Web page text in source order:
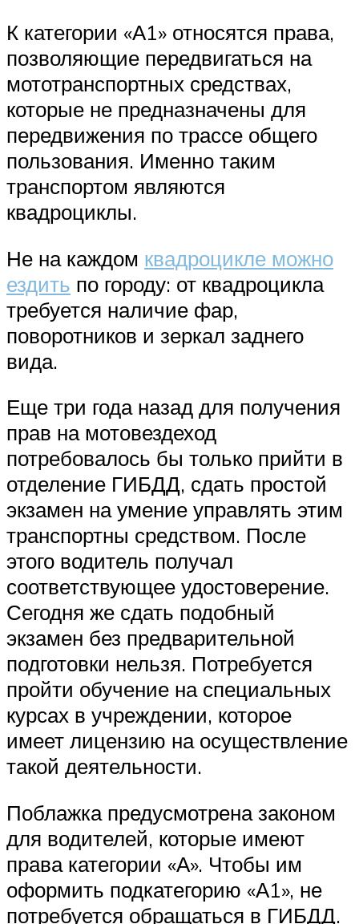
К категории «А1» относятся права,
позволяющие передвигаться на
мототранспортных средствах,
которые не предназначены для
передвижения по трассе общего
пользования. Именно таким
транспортом являются
квадроциклы.
Не на каждом квадроцикле можно
ездить по городу: от квадроцикла
требуется наличие фар,
поворотников и зеркал заднего
вида.
Еще три года назад для получения
прав на мотовездеход
потребовалось бы только прийти в
отделение ГИБДД, сдать простой
экзамен на умение управлять этим
транспортны средством. После
этого водитель получал
соответствующее удостоверение.
Сегодня же сдать подобный
экзамен без предварительной
подготовки нельзя. Потребуется
пройти обучение на специальных
курсах в учреждении, которое
имеет лицензию на осуществление
такой деятельности.
Поблажка предусмотрена законом
для водителей, которые имеют
права категории «А». Чтобы им
оформить подкатегорию «А1», не
потребуется обращаться в ГИБДД.